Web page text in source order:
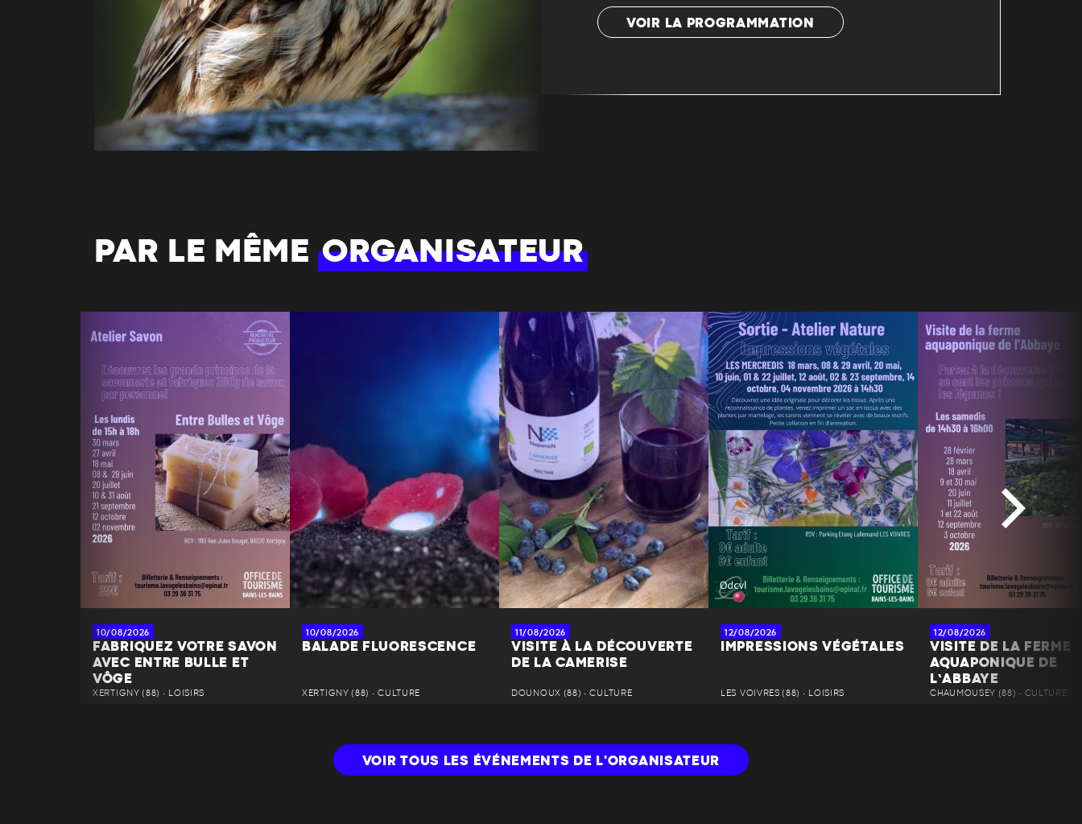
VOIR LA PROGRAMMATION
PAR LE MÊMEORGANISATEUR
10/08/2026
FABRIQUEZ VOTRE SAVON
AVEC ENTRE BULLE ET
VÔGE
XERTIGNY (88) • LOISIRS
10/08/2026
BALADE FLUORESCENCE
XERTIGNY (88) • CULTURE
11/08/2026
VISITE À LA DÉCOUVERTE
DE LA CAMERISE
DOUNOUX (88) • CULTURE
12/08/2026
IMPRESSIONS VÉGÉTALES
LES VOIVRES (88) • LOISIRS
12/08/2026
VISITE DE LA FERME
AQUAPONIQUE DE
L’ABBAYE
CHAUMOUSEY (88) • CULTURE
VOIR TOUS LES ÉVÉNEMENTS DE L'ORGANISATEUR